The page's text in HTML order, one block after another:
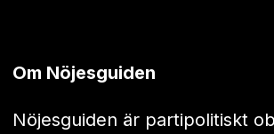
Om Nöjesguiden
Nöjesguiden är partipolitiskt